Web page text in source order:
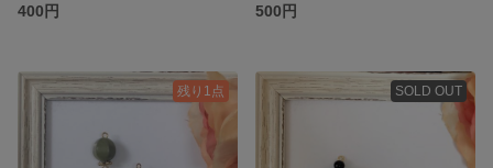
400円
500円
残り1点 SOLD OUT